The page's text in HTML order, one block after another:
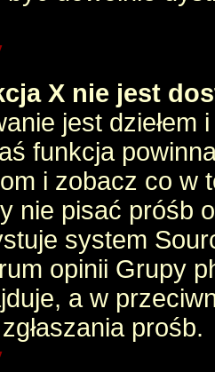
X nie jest
jest dziełem
funkcja
i zobacz co w
nie pisać próśb
system
opinii Grupy
a w
prośb.